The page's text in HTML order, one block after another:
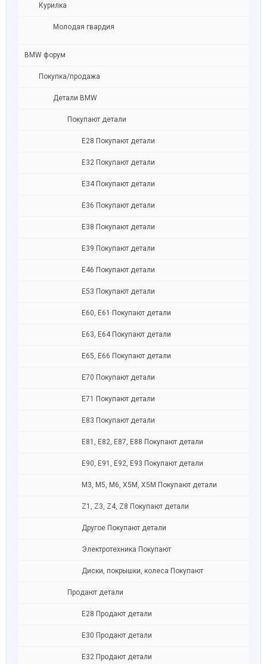
Курилка
Молодая гвардия
BMW форум
Покупка/продажа
Детали BMW
Покупают детали
Е28 Покупают детали
Е32 Покупают детали
Е34 Покупают детали
Е36 Покупают детали
Е38 Покупают детали
Е39 Покупают детали
Е46 Покупают детали
Е53 Покупают детали
Е60, Е61 Покупают детали
Е63, E64 Покупают детали
Е65, E66 Покупают детали
Е70 Покупают детали
Е71 Покупают детали
Е83 Покупают детали
E81, E82, E87, E88 Покупают детали
Е90, E91, E92, E93 Покупают детали
M3, M5, M6, X5M, X5M Покупают детали
Z1, Z3, Z4, Z8 Покупают детали
Другое Покупают детали
Электротехника Покупают
Диски, покрышки, колеса Покупают
Продают детали
Е28 Продают детали
Е30 Продают детали
Е32 Продают детали